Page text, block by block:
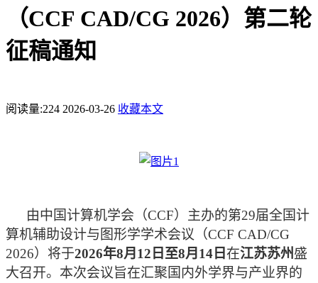
（CCF CAD/CG 2026）第二轮
征稿通知
阅读量:224 2026-03-26 收藏本文
由中国计算机学会（CCF）主办的第29届全国计
算机辅助设计与图形学学术会议（CCF CAD/CG
2026）将于2026年8月12日至8月14日在江苏苏州盛
大召开。本次会议旨在汇聚国内外学界与产业界的